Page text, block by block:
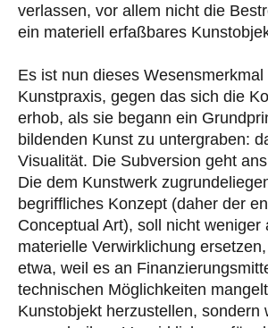
verlassen, vor allem nicht die
ein materiell erfaßbares
Es ist nun dieses Wesensmerkmal
Kunstpraxis, gegen das sich die
erhob, als sie begann ein
bildenden Kunst zu untergraben:
Visualität. Die Subversion geht
Die dem Kunstwerk
begriffliches Konzept (daher der
Conceptual Art), soll nicht weniger
materielle Verwirklichung
etwa, weil es an
technischen Möglichkeiten
Kunstobjekt herzustellen, sondern